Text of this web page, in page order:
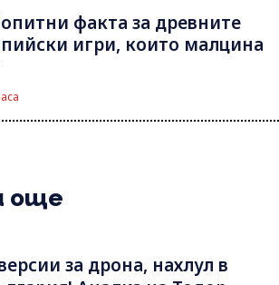
факта за древните
игри, които малцина
още
за дрона, нахлул в